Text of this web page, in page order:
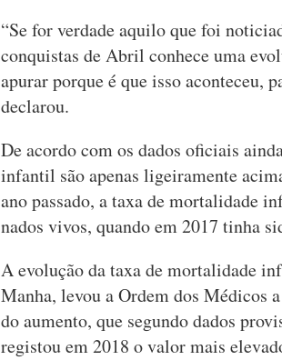
“Se for verdade aquilo que foi
conquistas de Abril conhece uma
apurar porque é que isso aconteceu,
declarou.
De acordo com os dados oficiais
infantil são apenas ligeiramente
ano passado, a taxa de mortalidade
nados vivos, quando em 2017 tinha
A evolução da taxa de mortalidade
Manha, levou a Ordem dos Médicos
do aumento, que segundo dados
registou em 2018 o valor mais